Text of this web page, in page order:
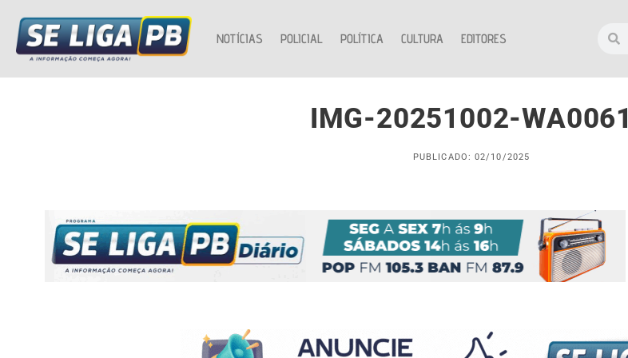
NOTÍCIAS POLICIAL POLÍTICA CULTURA EDITORES
IMG-20251002-WA0061
PUBLICADO: 02/10/2025